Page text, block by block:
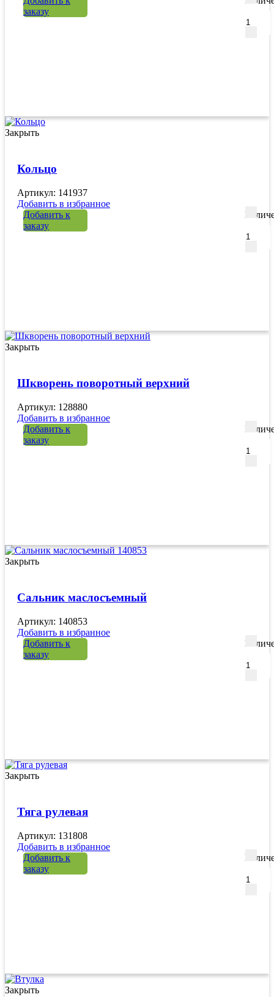
заказу
Закрыть
Кольцо
Артикул: 141937
Добавить в избранное
Добавить к
заказу
Закрыть
Шкворень поворотный верхний
Артикул: 128880
Добавить в избранное
Добавить к
заказу
Закрыть
Сальник маслосъемный
Артикул: 140853
Добавить в избранное
Добавить к
заказу
Закрыть
Тяга рулевая
Артикул: 131808
Добавить в избранное
Добавить к
заказу
Закрыть